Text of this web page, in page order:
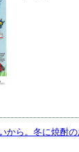
から。冬に焼酎